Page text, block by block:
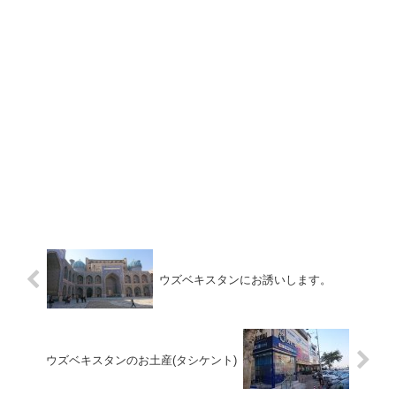
ウズベキスタンにお誘いします。
ウズベキスタンのお土産(タシケント)